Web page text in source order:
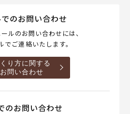
のお問い合わせ
ルのお問い合わせには、
でご連絡いたします。
り方に関する
お問い合わせ
のお問い合わせ